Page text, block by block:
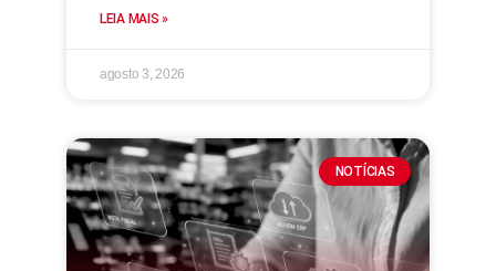
LEIA MAIS »
agosto 3, 2026
NOTÍCIAS